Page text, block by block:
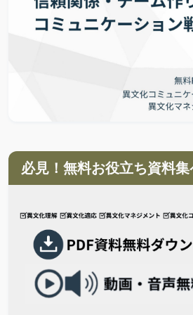
必見！無料お役立ち資料